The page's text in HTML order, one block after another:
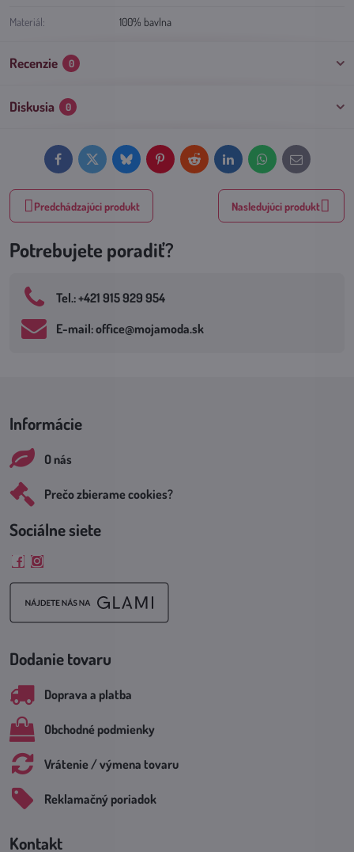
Materiál: 100% bavlna
Recenzie 0
Diskusia 0
FacebookTwitter BlueskyPinterestReddit LinkedInWhatsApp
E-
mail
Predchádzajúci produkt Nasledujúci produkt
Potrebujete poradiť?
Tel​.: +421 915 929 954
E-mail: office​@mojamoda​.sk
Informácie
O nás
Prečo zbierame cookies?
Sociálne siete
FacebookInstagram
Dodanie tovaru
Doprava a platba
Obchodné podmienky
Vrátenie / výmena tovaru
Reklamačný poriadok
Kontakt